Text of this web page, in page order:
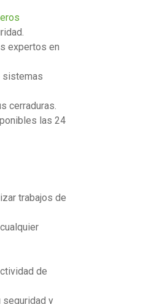
expertos en
sistemas
cerraduras.
las 24
trabajos de
de
seguridad y